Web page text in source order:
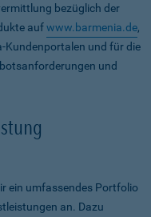
bezüglich der
aufwww.barmenia.de,
Kundenportalen und für die
und
ein umfassendes Portfolio
an. Dazu